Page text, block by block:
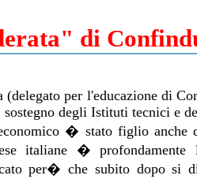
di
(delegato per l'educazione di
sostegno degli Istituti tecnici e
� stato figlio anche
italiane � profondamente
per� che subito dopo si